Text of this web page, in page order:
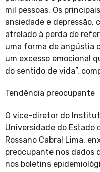
mil pessoas. Os
ansiedade e depressão,
atrelado à perda de
uma forma de angústia
um excesso emocional
do sentido de vida”,
Tendência preocupante
O vice-diretor do
Universidade do Estado
Rossano Cabral Lima,
preocupante nos dados
nos boletins